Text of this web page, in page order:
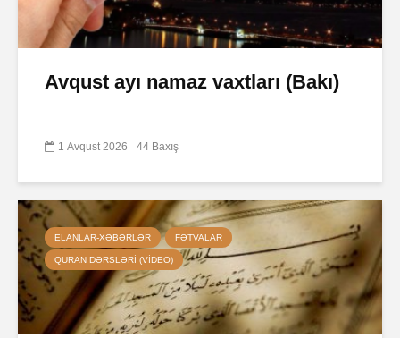
Avqust ayı namaz vaxtları (Bakı)
1 Avqust 2026 44 Baxış
ELANLAR-XƏBƏRLƏR FƏTVALAR
QURAN DƏRSLƏRI (VIDEO)